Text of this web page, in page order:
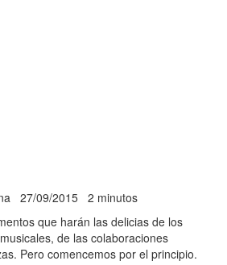
27/09/2015 2 minutos
que harán las delicias de los
de las colaboraciones
Pero comencemos por el principio.